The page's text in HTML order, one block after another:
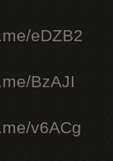
eDZB2
BzAJI
v6ACg